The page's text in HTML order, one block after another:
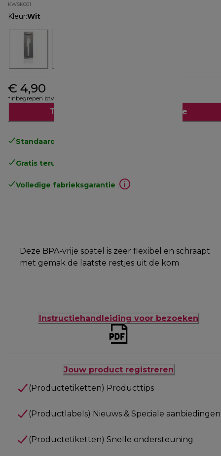
KWSK001
Kleur:Wit
€ 4,90
*Inbegrepen btw
Toevoegen aan winkelwagentje
Standaard gratis verzending
Gratis terugsturen
Volledige fabrieksgarantie .
Deze BPA-vrije spatel is zeer flexibel en schraapt
met gemak de laatste restjes uit de kom
Instructiehandleiding voor bezoeken
Jouw product registreren
(Productetiketten) Producttips
(Productlabels) Nieuws & Speciale aanbiedingen
(Productetiketten) Snelle ondersteuning